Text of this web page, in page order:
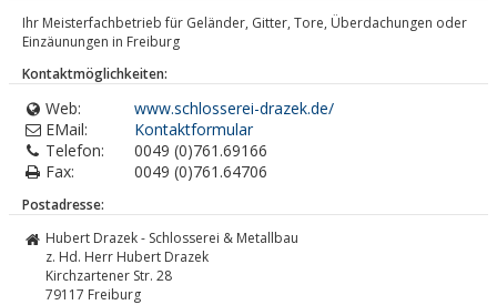
Ihr Meisterfachbetrieb für Geländer, Gitter, Tore, Überdachungen oder
Einzäunungen in Freiburg
Kontaktmöglichkeiten:
Web:
www.schlosserei-drazek.de/
EMail:
Kontaktformular
Telefon:
0049 (0)761.69166
Fax:
0049 (0)761.64706
Postadresse:
Hubert Drazek - Schlosserei & Metallbau
z. Hd. Herr Hubert Drazek
Kirchzartener Str. 28
79117 Freiburg